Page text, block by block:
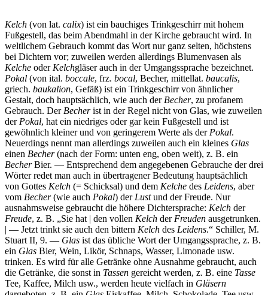
Kelch (von lat. calix) ist ein bauchiges Trinkgeschirr mit hohem
Fußgestell, das beim Abendmahl in der Kirche gebraucht wird. In
weltlichem Gebrauch kommt das Wort nur ganz selten, höchstens
bei Dichtern vor; zuweilen werden allerdings Blumenvasen als
Kelche oder Kelchgläser auch in der Umgangssprache bezeichnet.
Pokal (von ital. boccale, frz. bocal, Becher, mittellat. baucalis,
griech. baukalion, Gefäß) ist ein Trinkgeschirr von ähnlicher
Gestalt, doch hauptsächlich, wie auch der Becher, zu profanem
Gebrauch. Der Becherist in der Regel nicht von Glas, wie zuweilen
der Pokal, hat ein niedriges oder gar kein Fußgestell und ist
gewöhnlich kleiner und von geringerem Werte als der Pokal.
Neuerdings nennt man allerdings zuweilen auch ein kleines Glas
einen Becher(nach der Form: unten eng, oben weit), z. B. ein
BecherBier. — Entsprechend dem angegebenen Gebrauche der drei
Wörter redet man auch in übertragener Bedeutung hauptsächlich
von Gottes Kelch (= Schicksal) und dem Kelche des Leidens, aber
vom Becher(wie auch Pokal) der Lustund der Freude. Nur
ausnahmsweise gebraucht die höhere Dichtersprache: Kelch der
Freude, z. B. „Sie hat | den vollen Kelch der Freuden ausgetrunken.
| — Jetzt trinkt sie auch den bittern Kelch des Leidens.“ Schiller, M.
Stuart II, 9. — Glas ist das übliche Wort der Umgangssprache, z. B.
ein Glas Bier, Wein, Likör, Schnaps, Wasser, Limonade usw.
trinken. Es wird für alle Getränke ohne Ausnahme gebraucht, auch
die Getränke, die sonst in Tassen gereicht werden, z. B. eine Tasse
Tee, Kaffee, Milch usw., werden heute vielfach in Gläsern